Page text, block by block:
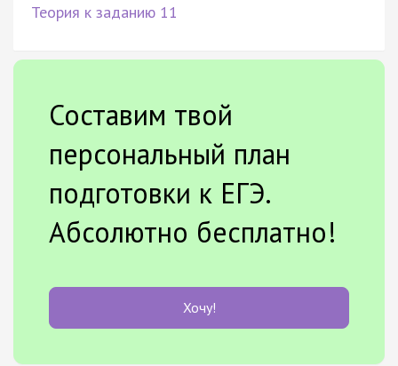
Теория к заданию 11
Составим твой
персональный план
подготовки к ЕГЭ.
Абсолютно бесплатно!
Хочу!